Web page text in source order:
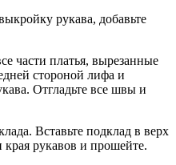
рукава, добавьте
части платья, вырезанные
стороной лифа и
Отгладьте все швы и
Вставьте подклад в верх
края рукавов и прошейте.